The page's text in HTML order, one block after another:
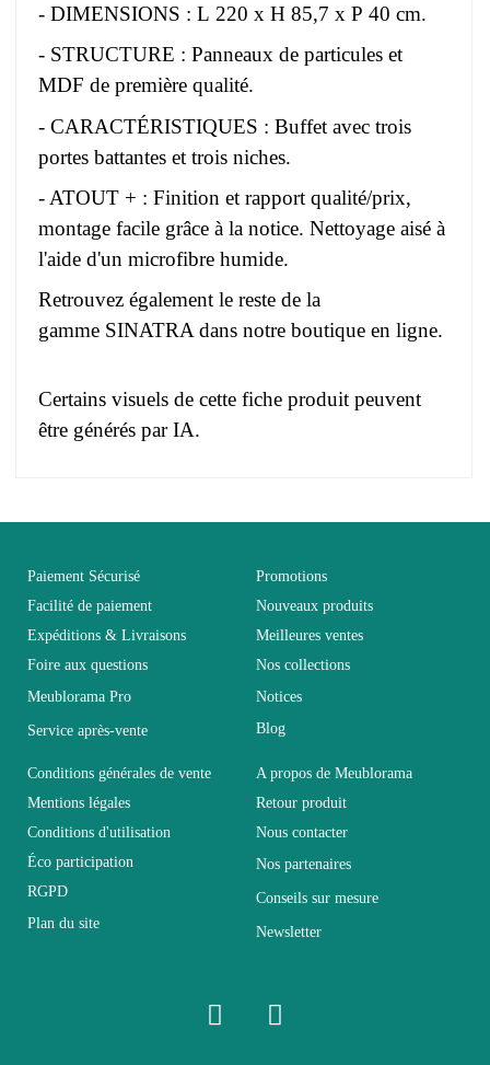
- DIMENSIONS : L 220 x H 85,7 x P 40 cm.
- STRUCTURE : Panneaux de particules et
MDF de première qualité.
- CARACTÉRISTIQUES : Buffet avec trois
portes battantes et trois niches.
- ATOUT + : Finition et rapport qualité/prix,
montage facile grâce à la notice. Nettoyage aisé à
l'aide d'un microfibre humide.
Retrouvez également le reste de la
gamme SINATRA dans notre boutique en ligne.
Certains visuels de cette fiche produit peuvent
être générés par IA.
Age Adulte
Collection SINATRA
Coloris Marron - Bois
Dimensions 200x85x40
Electrique Non électrique
Non Empilable
Vous devez vous connecter pour laisser un avis
Paiement Sécurisé
Facilité de paiement
Expéditions & Livraisons
Foire aux questions
Meublorama Pro
Service après-vente
Promotions
Nouveaux produits
Meilleures ventes
Nos collections
Notices
Blog
Conditions générales de vente
Mentions légales
Conditions d'utilisation
Éco participation
RGPD
Plan du site
A propos de Meublorama
Retour produit
Nous contacter
Nos partenaires
Conseils sur mesure
Newsletter